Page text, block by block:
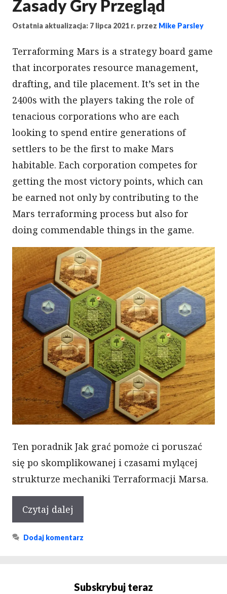
Zasady Gry Przegląd
Ostatnia aktualizacja: 7 lipca 2021 r. przez Mike Parsley
Terraforming Mars is a strategy board game
that incorporates resource management,
drafting, and tile placement. It’s set in the
2400s with the players taking the role of
tenacious corporations who are each
looking to spend entire generations of
settlers to be the first to make Mars
habitable. Each corporation competes for
getting the most victory points, which can
be earned not only by contributing to the
Mars terraforming process but also for
doing commendable things in the game.
Ten poradnik Jak grać pomoże ci poruszać
się po skomplikowanej i czasami mylącej
strukturze mechaniki Terraformacji Marsa.
Czytaj dalej
Dodaj komentarz
Subskrybuj teraz